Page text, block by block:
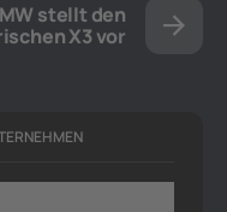
stellt den
X3 vor